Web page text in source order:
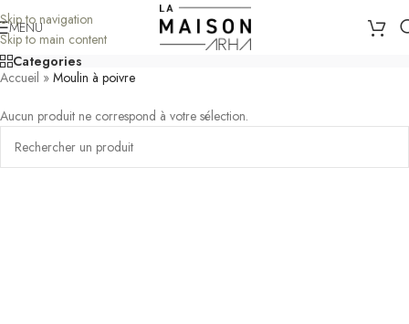
Skip to navigation
Skip to main content
MENU
Categories
Accueil » Moulin à poivre
Aucun produit ne correspond à votre sélection.